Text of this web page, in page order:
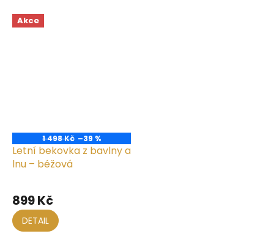
Akce
1 498 Kč –39 %
Letní bekovka z bavlny a
lnu – béžová
899 Kč
DETAIL